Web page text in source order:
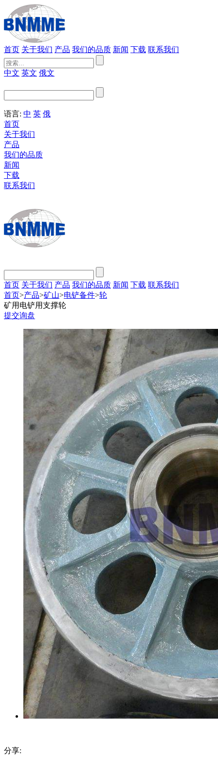
首页 关于我们 产品 我们的品质 新闻 下载 联系我们
中文 英文 俄文
语言: 中 英 俄
首页
关于我们
产品
我们的品质
新闻
下载
联系我们
首页 关于我们 产品 我们的品质 新闻 下载 联系我们
首页>产品>矿山>电铲备件>轮
矿用电铲用支撑轮
提交询盘
分享: